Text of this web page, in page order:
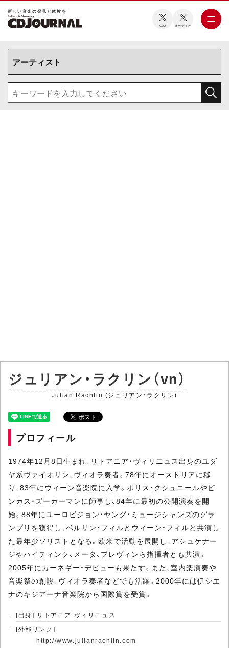
新しい⾳楽の発⾒と体験を
CDJ オーディオ
ジュリアン・ラクリン（vn）
Julian Rachlin (ジュリアン・ラクリン)
プロフィール
1974年12月8日生まれ、リトアニア・ヴィリニュス出身のユダ
ヤ系ヴァイオリン、ヴィオラ奏者。78年にオーストリアに移
り、83年にウィーン音楽院に入学。ボリス・クシュニールやピ
ンカス・ズーカーマンに師事し、84年に最初の公開演奏を開
始。88年にユーロビジョン・ヤング・ミュージシャンズのグラ
ンプリを獲得し、ベルリン・フィルとウィーン・フィルと共演し
た最年少ソリストとなる。欧米で活動を展開し、アシュケナー
ジやハイティンク、メータ、プレヴィンら指揮者とも共演。
2005年にカーネギー・デビューも果たす。また、室内楽演奏や
音楽祭の創設、ヴィオラ奏者などでも活躍。2000年には伊シエ
ナのキジアーナ音楽院から国際賞を受賞。
[出身] リトアニア ヴィリニュス
[外部リンク]
http://www.julianrachlin.com